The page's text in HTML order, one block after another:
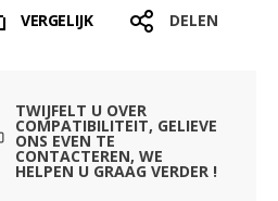
VERGELIJK DELEN
TWIJFELT U OVER
COMPATIBILITEIT, GELIEVE
ONS EVEN TE
CONTACTEREN, WE
HELPEN U GRAAG VERDER !